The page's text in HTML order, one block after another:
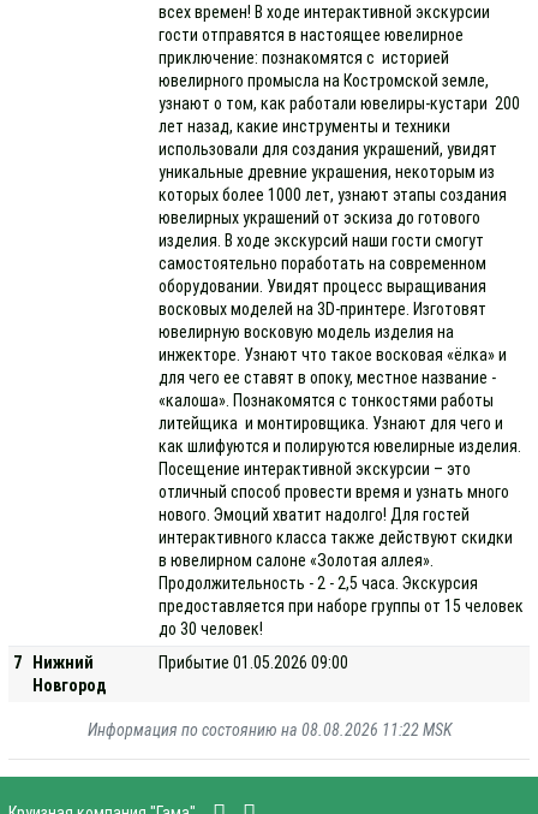
всех времен! В ходе интерактивной экскурсии
гости отправятся в настоящее ювелирное
приключение: познакомятся с историей
ювелирного промысла на Костромской земле,
узнают о том, как работали ювелиры-кустари 200
лет назад, какие инструменты и техники
использовали для создания украшений, увидят
уникальные древние украшения, некоторым из
которых более 1000 лет, узнают этапы создания
ювелирных украшений от эскиза до готового
изделия. В ходе экскурсий наши гости смогут
самостоятельно поработать на современном
оборудовании. Увидят процесс выращивания
восковых моделей на 3D-принтере. Изготовят
ювелирную восковую модель изделия на
инжекторе. Узнают что такое восковая «ёлка» и
для чего ее ставят в опоку, местное название -
«калоша». Познакомятся с тонкостями работы
литейщика и монтировщика. Узнают для чего и
как шлифуются и полируются ювелирные изделия.
Посещение интерактивной экскурсии – это
отличный способ провести время и узнать много
нового. Эмоций хватит надолго! Для гостей
интерактивного класса также действуют скидки
в ювелирном салоне «Золотая аллея».
Продолжительность - 2 - 2,5 часа. Экскурсия
предоставляется при наборе группы от 15 человек
до 30 человек!
7
Нижний
Новгород
Прибытие 01.05.2026 09:00
Информация по состоянию на 08.08.2026 11:22 MSK